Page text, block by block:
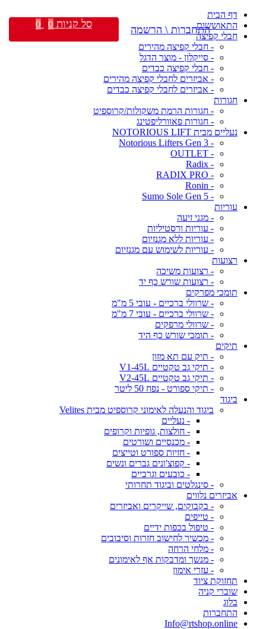
דף הבית
התאוששות
חבלי קפיצה
- חבלי קפיצה מהירים
- סייקלון - מוצר הדגל
- חבלי קפיצה כבדים
- אביזרים לחבלי קפיצה מהירים
- אביזרים לחבלי קפיצה כבדים
חגורות
- חגורות הרמת משקולות/קרוספיט
- חגורות פאוורליפטינג
נעליים מבית NOTORIOUS LIFT
- Notorious Lifters Gen 3
- OUTLET
- Radix
- RADIX PRO
- Ronin
- Sumo Sole Gen 5
עוריות
- מגני זיעה
- עוריות ורסטיליות
- עוריות ללא מגנזיום
- עוריות לשימוש עם מגנזיום
רצועות
- רצועות משיכה
- רצועות שורש כף יד
תומכי מפרקים
- שרוולי ברכיים - עובי 5 מ"מ
- שרוולי ברכיים - עובי 7 מ"מ
- שרוולי מרפקים
- תומכי שורש כף היד
תיקים
- תיק עם תא מזון
- תיקי גב טקטיים V1-45L
- תיקי גב טקטיים V2-45L
- תיקי ספורט - נפח 50 ליטר
ביגוד
ביגוד והנעלה לאימוני קרוספיט מבית Velites
- נעליים
- חולצות, גופיות וקרופים
- מכנסיים ושורטים
- חזיות ספורט וטייצים
- קפוצ'ונים גברים ונשים
- כובעים וגרביים
- סינגלטים וביגוד תחרותי
אביזרים נלווים
- בקבוקים, שייקרים ואביזרים
- טייפים
- טיפול בכפות ידיים
- מכשיר לחישוב חזרות וסיבובים
- מלחי הרחה
- מנשך ומדבקות אף לאימונים
- עזרי אימון
תחזוקת ציוד
שוברי קניה
בלוג
התחברות
Info@rtshop.online
התחברות \ הרשמה סל קניות 0
0